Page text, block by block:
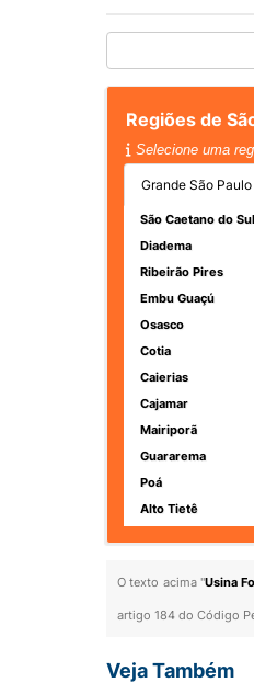
Regiões de
Selecione uma
Grande São Paulo
São Caetano do Sul
Diadema
Ribeirão Pires
Embu Guaçú
Osasco
Cotia
Caierias
Cajamar
Mairiporã
Guararema
Poá
Alto Tietê
O texto acima "Usina
artigo 184 do Código
Veja Também